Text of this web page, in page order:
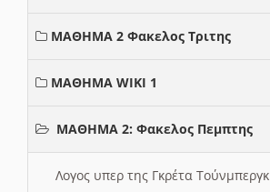
ΜΑΘΗΜΑ 2 Φακελος Τριτης
ΜΑΘΗΜΑ WIKI 1
ΜΑΘΗΜΑ 2: Φακελος Πεμπτης
Λογος υπερ της Γκρέτα Τούνμπεργκ